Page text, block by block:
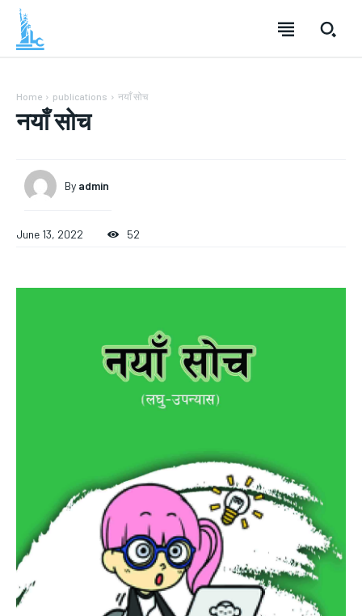
Home publications नयाँ सोच
नयाँ सोच
By admin
June 13, 2022 52